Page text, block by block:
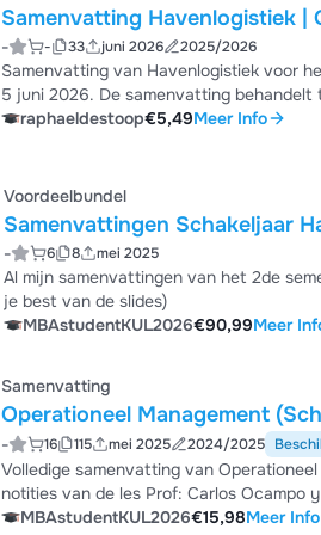
Samenvatting Havenlogistiek |
- - 33 juni 2026 2025/2026
Samenvatting van Havenlogistiek voor
5 juni 2026. De samenvatting
Banana en wet van Lardner,
raphaeldestoop€5,49Meer Info
Voordeelbundel
Samenvattingen Schakeljaar
- 6 8 mei 2025
Al mijn samenvattingen van het 2de semester. --> Alle vakken behalve: wiskunde en
je best van de slides)
MBAstudentKUL2026€90,99Meer
Samenvatting
Operationeel Management
- 16 115 mei 2025 2024/2025
Volledige samenvatting van Operationeel Management
notities van de les Prof: Carlos
MBAstudentKUL2026€15,98Meer Info